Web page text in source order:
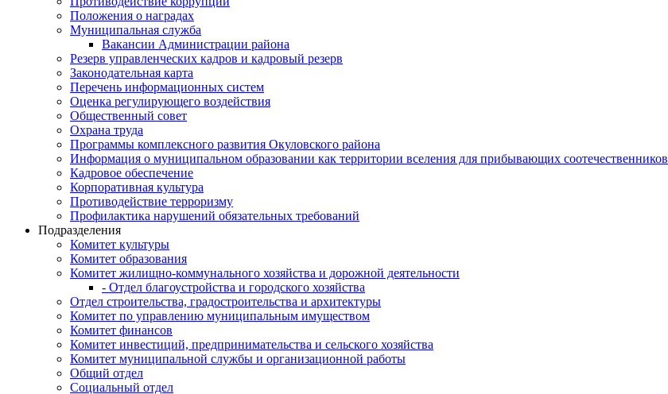
Положения о наградах
Муниципальная служба
Вакансии Администрации района
Резерв управленческих кадров и кадровый резерв
Законодательная карта
Перечень информационных систем
Оценка регулирующего воздействия
Общественный совет
Охрана труда
Программы комплексного развития Окуловского района
Информация о муниципальном образовании как территории вселения для прибывающих соотечественников
Кадровое обеспечение
Корпоративная культура
Противодействие терроризму
Профилактика нарушений обязательных требований
Подразделения
Комитет культуры
Комитет образования
Комитет жилищно-коммунального хозяйства и дорожной деятельности
- Отдел благоустройства и городского хозяйства
Отдел строительства, градостроительства и архитектуры
Комитет по управлению муниципальным имуществом
Комитет финансов
Комитет инвестиций, предпринимательства и сельского хозяйства
Комитет муниципальной службы и организационной работы
Общий отдел
Социальный отдел